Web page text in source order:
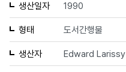
생산일자 1990
형태 도서간행물
생산자 Edward Larissy